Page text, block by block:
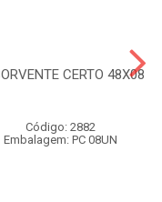
CERTO 48X08
Código: 2882
Embalagem: PC 08UN